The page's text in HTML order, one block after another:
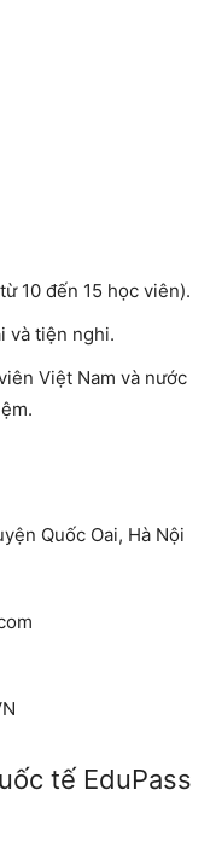
10 đến 15 học viên).
và tiện nghi.
Việt Nam và nước
Quốc Oai, Hà Nội
tế EduPass